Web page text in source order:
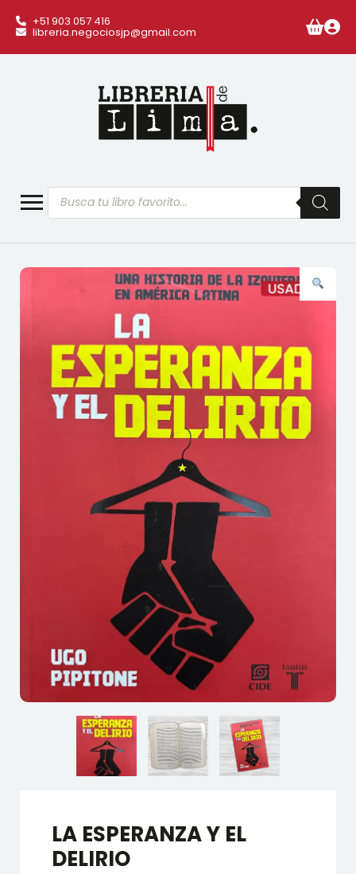
+51 903 057 416
libreria.negociosjp@gmail.com
Búsqueda
de
productos
LA ESPERANZA Y EL
DELIRIO